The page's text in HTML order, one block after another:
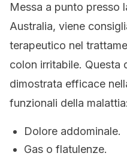
Messa a punto presso
Australia, viene
terapeutico nel
colon irritabile. Questa
dimostrata efficace
funzionali della malattia:
Dolore addominale.
Gas o flatulenze.